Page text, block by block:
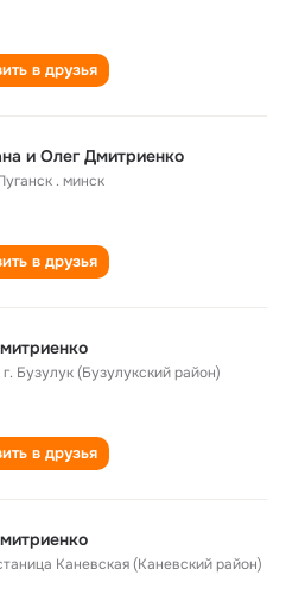
в друзья
Светлана и Олег Дмитриенко
. минск
в друзья
г. Бузулук (Бузулукский район)
в друзья
Каневская (Каневский район)